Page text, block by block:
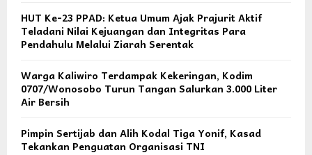
HUT Ke-23 PPAD: Ketua Umum Ajak Prajurit Aktif
Teladani Nilai Kejuangan dan Integritas Para
Pendahulu Melalui Ziarah Serentak
Warga Kaliwiro Terdampak Kekeringan, Kodim
0707/Wonosobo Turun Tangan Salurkan 3.000 Liter
Air Bersih
Pimpin Sertijab dan Alih Kodal Tiga Yonif, Kasad
Tekankan Penguatan Organisasi TNI